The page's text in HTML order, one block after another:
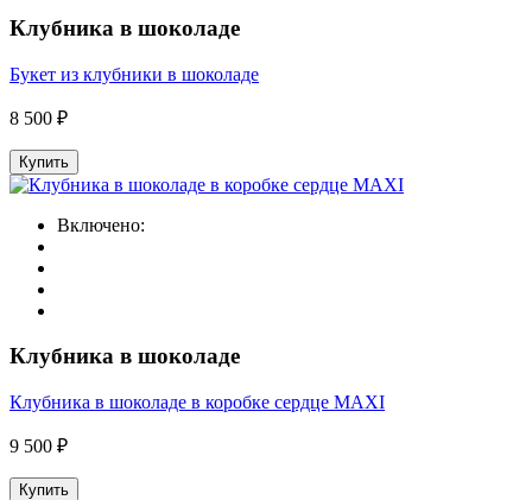
Клубника в шоколаде
Букет из клубники в шоколаде
8 500 ₽
Купить
Включено:
Клубника в шоколаде
Клубника в шоколаде в коробке сердце MAXI
9 500 ₽
Купить